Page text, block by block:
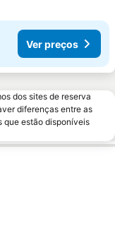
Ver preços
dos sites de reserva
diferenças entre as
que estão disponíveis